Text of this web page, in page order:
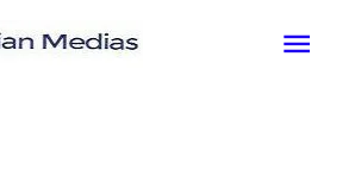
Main